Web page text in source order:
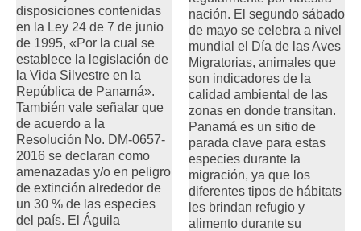
disposiciones contenidas
en la Ley 24 de 7 de junio
de 1995, «Por la cual se
establece la legislación de
la Vida Silvestre en la
República de Panamá».
También vale señalar que
de acuerdo a la
Resolución No. DM-0657-
2016 se declaran como
amenazadas y/o en peligro
de extinción alrededor de
un 30 % de las especies
del país. El Águila
nación. El segundo sábado
de mayo se celebra a nivel
mundial el Día de las Aves
Migratorias, animales que
son indicadores de la
calidad ambiental de las
zonas en donde transitan.
Panamá es un sitio de
parada clave para estas
especies durante la
migración, ya que los
diferentes tipos de hábitats
les brindan refugio y
alimento durante su